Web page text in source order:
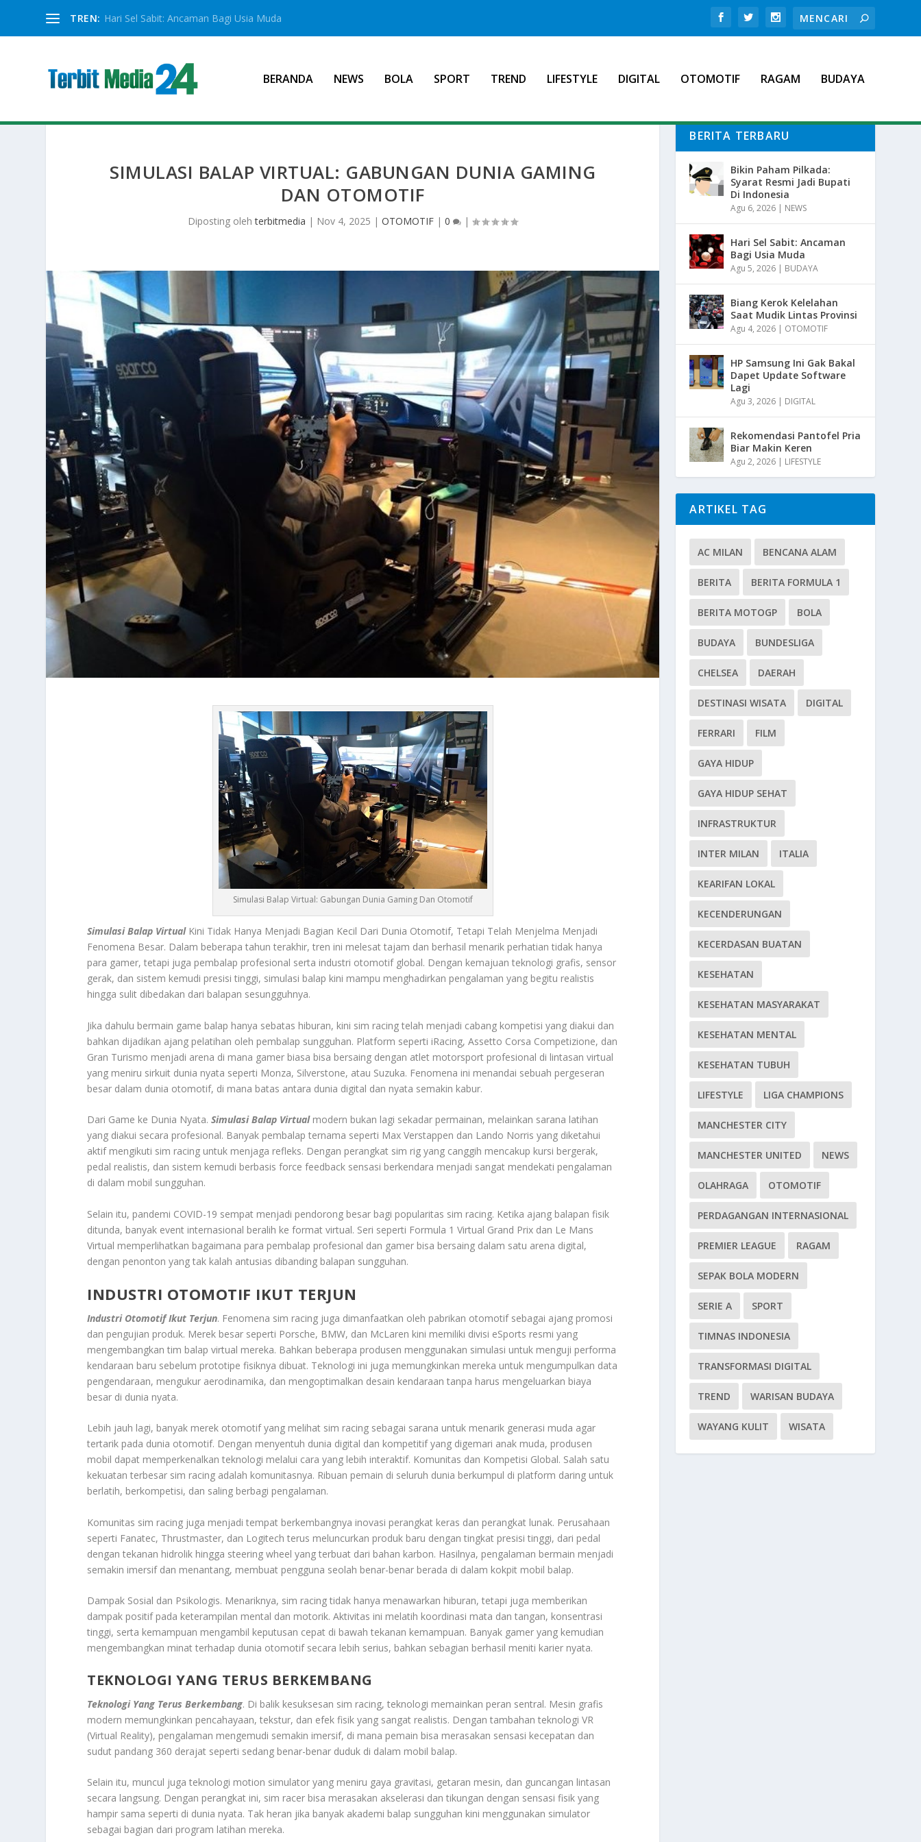
TREN: Hari Sel Sabit: Ancaman Bagi Usia Muda
BERANDA NEWS BOLA SPORT TREND LIFESTYLE DIGITAL OTOMOTIF RAGAM BUDAYA
SIMULASI BALAP VIRTUAL: GABUNGAN DUNIA GAMING
DAN OTOMOTIF
Diposting olehterbitmedia | Nov 4, 2025 |OTOMOTIF |0 |
Simulasi Balap Virtual: Gabungan Dunia Gaming Dan Otomotif
Simulasi Balap VirtualKini Tidak Hanya Menjadi Bagian Kecil Dari Dunia Otomotif, Tetapi Telah Menjelma Menjadi
Fenomena Besar. Dalam beberapa tahun terakhir, tren ini melesat tajam dan berhasil menarik perhatian tidak hanya
para gamer, tetapi juga pembalap profesional serta industri otomotif global. Dengan kemajuan teknologi grafis, sensor
gerak, dan sistem kemudi presisi tinggi, simulasi balap kini mampu menghadirkan pengalaman yang begitu realistis
hingga sulit dibedakan dari balapan sesungguhnya.
Jika dahulu bermain game balap hanya sebatas hiburan, kini sim racing telah menjadi cabang kompetisi yang diakui dan
bahkan dijadikan ajang pelatihan oleh pembalap sungguhan. Platform seperti iRacing, Assetto Corsa Competizione, dan
Gran Turismo menjadi arena di mana gamer biasa bisa bersaing dengan atlet motorsport profesional di lintasan virtual
yang meniru sirkuit dunia nyata seperti Monza, Silverstone, atau Suzuka. Fenomena ini menandai sebuah pergeseran
besar dalam dunia otomotif, di mana batas antara dunia digital dan nyata semakin kabur.
Dari Game ke Dunia Nyata.Simulasi Balap Virtualmodern bukan lagi sekadar permainan, melainkan sarana latihan
yang diakui secara profesional. Banyak pembalap ternama seperti Max Verstappen dan Lando Norris yang diketahui
aktif mengikuti sim racing untuk menjaga refleks. Dengan perangkat sim rig yang canggih mencakup kursi bergerak,
pedal realistis, dan sistem kemudi berbasis force feedback sensasi berkendara menjadi sangat mendekati pengalaman
di dalam mobil sungguhan.
Selain itu, pandemi COVID-19 sempat menjadi pendorong besar bagi popularitas sim racing. Ketika ajang balapan fisik
ditunda, banyak event internasional beralih ke format virtual. Seri seperti Formula 1 Virtual Grand Prix dan Le Mans
Virtual memperlihatkan bagaimana para pembalap profesional dan gamer bisa bersaing dalam satu arena digital,
dengan penonton yang tak kalah antusias dibanding balapan sungguhan.
INDUSTRI OTOMOTIF IKUT TERJUN
Industri Otomotif Ikut Terjun. Fenomena sim racing juga dimanfaatkan oleh pabrikan otomotif sebagai ajang promosi
dan pengujian produk. Merek besar seperti Porsche, BMW, dan McLaren kini memiliki divisi eSports resmi yang
mengembangkan tim balap virtual mereka. Bahkan beberapa produsen menggunakan simulasi untuk menguji performa
kendaraan baru sebelum prototipe fisiknya dibuat. Teknologi ini juga memungkinkan mereka untuk mengumpulkan data
pengendaraan, mengukur aerodinamika, dan mengoptimalkan desain kendaraan tanpa harus mengeluarkan biaya
besar di dunia nyata.
Lebih jauh lagi, banyak merek otomotif yang melihat sim racing sebagai sarana untuk menarik generasi muda agar
tertarik pada dunia otomotif. Dengan menyentuh dunia digital dan kompetitif yang digemari anak muda, produsen
mobil dapat memperkenalkan teknologi melalui cara yang lebih interaktif. Komunitas dan Kompetisi Global. Salah satu
kekuatan terbesar sim racing adalah komunitasnya. Ribuan pemain di seluruh dunia berkumpul di platform daring untuk
berlatih, berkompetisi, dan saling berbagi pengalaman.
Komunitas sim racing juga menjadi tempat berkembangnya inovasi perangkat keras dan perangkat lunak. Perusahaan
seperti Fanatec, Thrustmaster, dan Logitech terus meluncurkan produk baru dengan tingkat presisi tinggi, dari pedal
dengan tekanan hidrolik hingga steering wheel yang terbuat dari bahan karbon. Hasilnya, pengalaman bermain menjadi
semakin imersif dan menantang, membuat pengguna seolah benar-benar berada di dalam kokpit mobil balap.
Dampak Sosial dan Psikologis. Menariknya, sim racing tidak hanya menawarkan hiburan, tetapi juga memberikan
dampak positif pada keterampilan mental dan motorik. Aktivitas ini melatih koordinasi mata dan tangan, konsentrasi
tinggi, serta kemampuan mengambil keputusan cepat di bawah tekanan kemampuan. Banyak gamer yang kemudian
mengembangkan minat terhadap dunia otomotif secara lebih serius, bahkan sebagian berhasil meniti karier nyata.
TEKNOLOGI YANG TERUS BERKEMBANG
Teknologi Yang Terus Berkembang. Di balik kesuksesan sim racing, teknologi memainkan peran sentral. Mesin grafis
modern memungkinkan pencahayaan, tekstur, dan efek fisik yang sangat realistis. Dengan tambahan teknologi VR
(Virtual Reality), pengalaman mengemudi semakin imersif, di mana pemain bisa merasakan sensasi kecepatan dan
sudut pandang 360 derajat seperti sedang benar-benar duduk di dalam mobil balap.
Selain itu, muncul juga teknologi motion simulator yang meniru gaya gravitasi, getaran mesin, dan guncangan lintasan
secara langsung. Dengan perangkat ini, sim racer bisa merasakan akselerasi dan tikungan dengan sensasi fisik yang
hampir sama seperti di dunia nyata. Tak heran jika banyak akademi balap sungguhan kini menggunakan simulator
sebagai bagian dari program latihan mereka.
BERITA TERBARU
Bikin Paham Pilkada:
Syarat Resmi Jadi Bupati
Di Indonesia
Agu 6, 2026 | NEWS
Hari Sel Sabit: Ancaman
Bagi Usia Muda
Agu 5, 2026 | BUDAYA
Biang Kerok Kelelahan
Saat Mudik Lintas Provinsi
Agu 4, 2026 | OTOMOTIF
HP Samsung Ini Gak Bakal
Dapet Update Software
Lagi
Agu 3, 2026 | DIGITAL
Rekomendasi Pantofel Pria
Biar Makin Keren
Agu 2, 2026 | LIFESTYLE
ARTIKEL TAG
AC MILAN BENCANA ALAM
BERITA BERITA FORMULA 1
BERITA MOTOGP BOLA
BUDAYA BUNDESLIGA
CHELSEA DAERAH
DESTINASI WISATA DIGITAL
FERRARI FILM
GAYA HIDUP
GAYA HIDUP SEHAT
INFRASTRUKTUR
INTER MILAN ITALIA
KEARIFAN LOKAL
KECENDERUNGAN
KECERDASAN BUATAN
KESEHATAN
KESEHATAN MASYARAKAT
KESEHATAN MENTAL
KESEHATAN TUBUH
LIFESTYLE LIGA CHAMPIONS
MANCHESTER CITY
MANCHESTER UNITED NEWS
OLAHRAGA OTOMOTIF
PERDAGANGAN INTERNASIONAL
PREMIER LEAGUE RAGAM
SEPAK BOLA MODERN
SERIE A SPORT
TIMNAS INDONESIA
TRANSFORMASI DIGITAL
TREND WARISAN BUDAYA
WAYANG KULIT WISATA